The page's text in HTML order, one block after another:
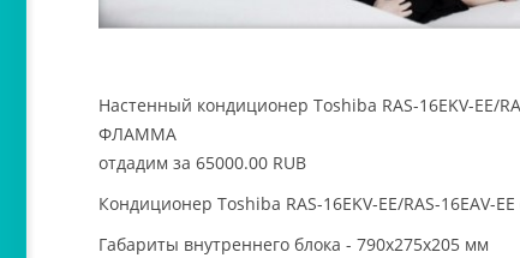
Настенный кондиционер Toshiba RAS-16EKV-EE/
ФЛАММА
отдадим за 65000.00 RUB
Кондиционер Toshiba RAS-16EKV-EE/RAS-16EAV-EE
Габариты внутреннего блока - 790x275x205 мм